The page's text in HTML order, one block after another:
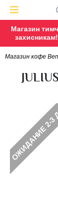
Магазин
Магазин кофе
ОЖИДАНИЕ